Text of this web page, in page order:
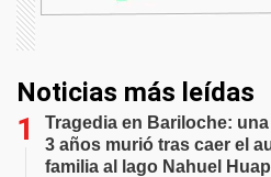
Noticias más leídas
Tragedia en Bariloche:
3 años murió tras caer el
familia al lago Nahuel